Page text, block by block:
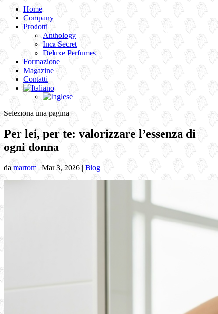
Home
Company
Prodotti
Anthology
Inca Secret
Deluxe Perfumes
Formazione
Magazine
Contatti
Seleziona una pagina
Per lei, per te: valorizzare l’essenza di
ogni donna
da martom | Mar 3, 2026| Blog